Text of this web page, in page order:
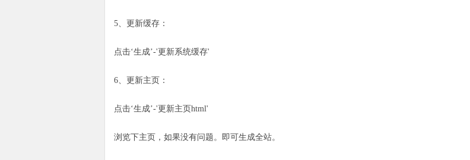
5、更新缓存：
点击‘生成’-'更新系统缓存'
6、更新主页：
点击‘生成’-'更新主页html'
浏览下主页，如果没有问题。即可生成全站。